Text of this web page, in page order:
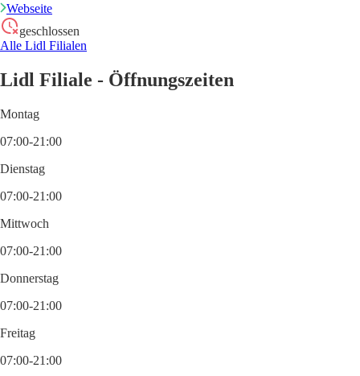
Webseite
geschlossen
Alle Lidl Filialen
Lidl Filiale - Öffnungszeiten
Montag
07:00-21:00
Dienstag
07:00-21:00
Mittwoch
07:00-21:00
Donnerstag
07:00-21:00
Freitag
07:00-21:00